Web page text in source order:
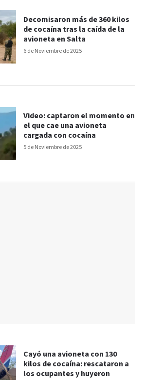
6 de Noviembre de 2025
Decomisaron más de 360 kilos
de cocaína tras la caída de la
avioneta en Salta
5 de Noviembre de 2025
Video: captaron el momento en
el que cae una avioneta
cargada con cocaína
Cayó una avioneta con 130
kilos de cocaína: rescataron a
los ocupantes y huyeron